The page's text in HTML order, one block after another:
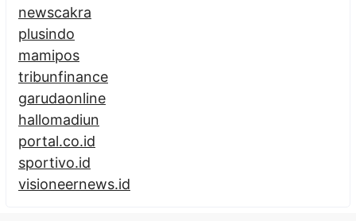
newscakra
plusindo
mamipos
tribunfinance
garudaonline
hallomadiun
portal.co.id
sportivo.id
visioneernews.id